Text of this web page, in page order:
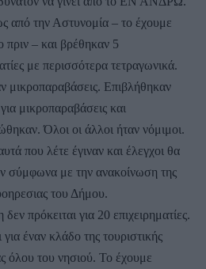
από την Αστυνομία – το έχουμε
πριν – και βρέθηκαν 5
με περισσότερα τετραγωνικά.
μικροπαραβάσεις. Επιβλήθηκαν
μικροπαραβάσεις και
Όλοι οι άλλοι ήταν νόμιμοι.
που λέτε έγιναν και έλεγχοι θα
σύμφωνα με την ανακοίνωση της
του Δήμου.
πρόκειται για 20 επιχειρηματίες.
για έναν κλάδο της τουριστικής
όλου του νησιού. Το έχουμε